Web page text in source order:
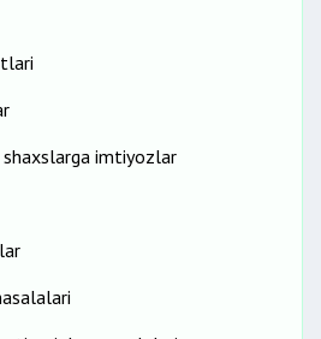
shaxslarga imtiyozlar